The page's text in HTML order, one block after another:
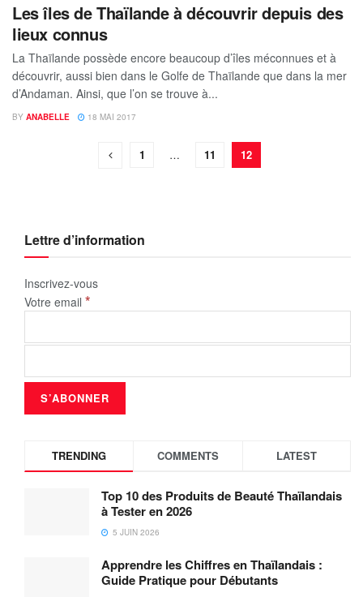
Les îles de Thaïlande à découvrir depuis des
lieux connus
La Thaïlande possède encore beaucoup d’îles méconnues et à
découvrir, aussi bien dans le Golfe de Thaïlande que dans la mer
d’Andaman. Ainsi, que l’on se trouve à...
BY ANABELLE 18 MAI 2017
1 … 11 12
Lettre d’information
Inscrivez-vous
Votre email *
TRENDING COMMENTS LATEST
Top 10 des Produits de Beauté Thaïlandais
à Tester en 2026
5 JUIN 2026
Apprendre les Chiffres en Thaïlandais :
Guide Pratique pour Débutants